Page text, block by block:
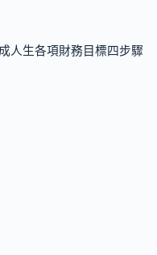
人生各項財務目標四步驟